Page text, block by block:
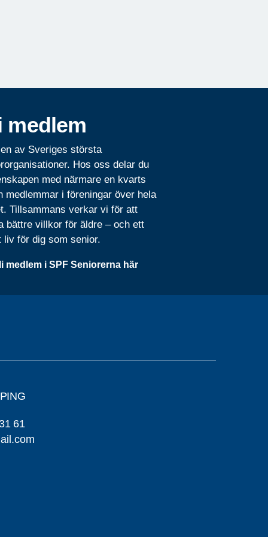
medlem
av Sveriges största
Hos oss delar du
med närmare en kvarts
medlemmar i föreningar över hela
Tillsammans verkar vi för att
bättre villkor för äldre – och ett
liv för dig som senior.
medlem i SPF Seniorerna här
61